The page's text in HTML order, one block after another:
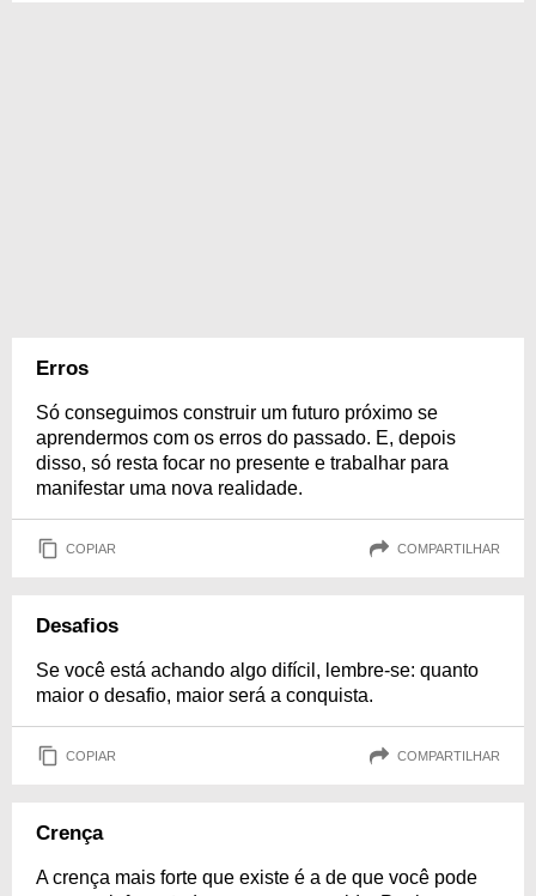
Erros
Só conseguimos construir um futuro próximo se
aprendermos com os erros do passado. E, depois
disso, só resta focar no presente e trabalhar para
manifestar uma nova realidade.
COPIAR COMPARTILHAR
Desafios
Se você está achando algo difícil, lembre-se: quanto
maior o desafio, maior será a conquista.
COPIAR COMPARTILHAR
Crença
A crença mais forte que existe é a de que você pode